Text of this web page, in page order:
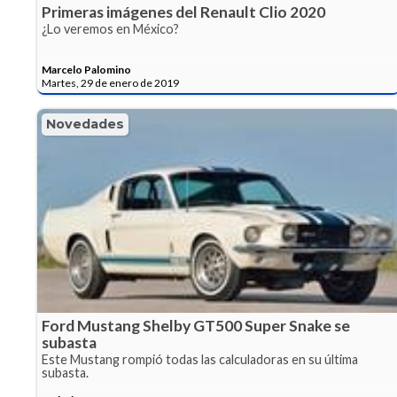
Primeras imágenes del Renault Clio 2020
¿Lo veremos en México?
Marcelo Palomino
Martes, 29 de enero de 2019
Novedades
Ford Mustang Shelby GT500 Super Snake se
subasta
Este Mustang rompió todas las calculadoras en su última
subasta.